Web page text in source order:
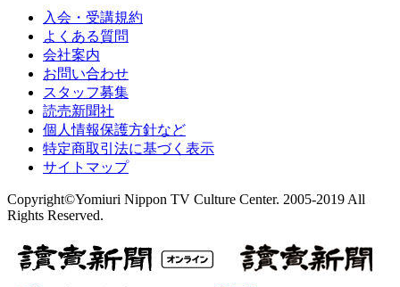
入会・受講規約
よくある質問
会社案内
お問い合わせ
スタッフ募集
読売新聞社
個人情報保護方針など
特定商取引法に基づく表示
サイトマップ
Copyright©Yomiuri Nippon TV Culture Center. 2005-2019 All
Rights Reserved.